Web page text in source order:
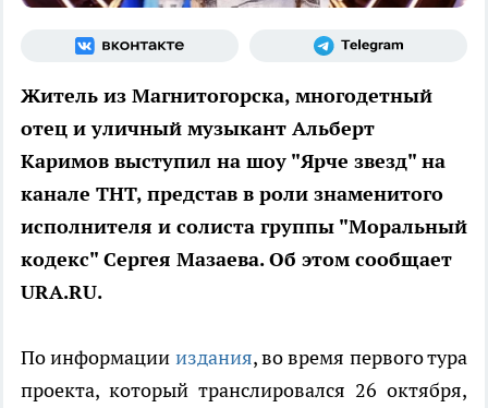
Житель из Магнитогорска, многодетный
отец и уличный музыкант Альберт
Каримов выступил на шоу "Ярче звезд" на
канале ТНТ, представ в роли знаменитого
исполнителя и солиста группы "Моральный
кодекс" Сергея Мазаева. Об этом сообщает
URA.RU.
По информации издания, во время первого тура
проекта, который транслировался 26 октября,